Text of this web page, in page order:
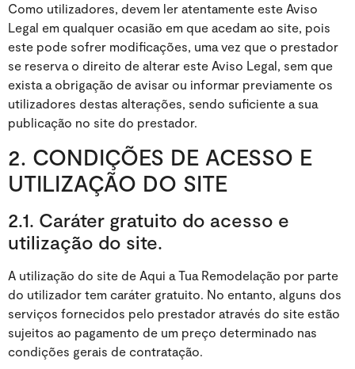
Como utilizadores, devem ler atentamente este Aviso
Legal em qualquer ocasião em que acedam ao site, pois
este pode sofrer modificações, uma vez que o prestador
se reserva o direito de alterar este Aviso Legal, sem que
exista a obrigação de avisar ou informar previamente os
utilizadores destas alterações, sendo suficiente a sua
publicação no site do prestador.
2. CONDIÇÕES DE ACESSO E
UTILIZAÇÃO DO SITE
2.1. Caráter gratuito do acesso e
utilização do site.
A utilização do site de Aqui a Tua Remodelação por parte
do utilizador tem caráter gratuito. No entanto, alguns dos
serviços fornecidos pelo prestador através do site estão
sujeitos ao pagamento de um preço determinado nas
condições gerais de contratação.